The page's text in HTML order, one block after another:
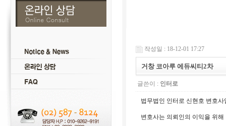
작성일 : 18-12-01 17:27
거창 코아루 에듀씨티2차
글쓴이 : 인터로
법무법인 인터로 신현호 변호사
변호사는 의뢰인의 이익을 위